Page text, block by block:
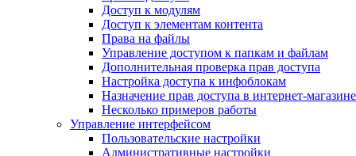
Доступ к модулям
Доступ к элементам контента
Права на файлы
Управление доступом к папкам и файлам
Дополнительная проверка прав доступа
Настройка доступа к инфоблокам
Назначение прав доступа в интернет-магазине
Несколько примеров работы
Управление интерфейсом
Пользовательские настройки
Административные настройки